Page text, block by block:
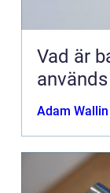
Vad är
Adam Wallin